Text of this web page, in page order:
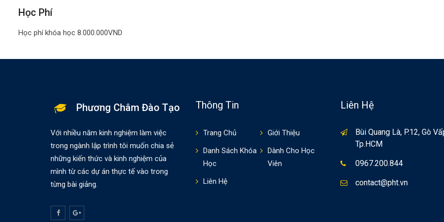
Học Phí
Học phí khóa học 8.000.000VND
Phương Châm Đào Tạo
Với nhiều năm kinh nghiệm làm việc
trong ngành lập trình tôi muốn chia sẻ
những kiến thức và kinh nghiệm của
mình từ các dự án thực tế vào trong
từng bài giảng.
Thông Tin
Trang Chủ
Giới Thiệu
Danh Sách Khóa
Học
Dành Cho Học
Viên
Liên Hệ
Liên Hệ
Bùi Quang Là, P.12, Gò
Tp.HCM
0967.200.844
contact@pht.vn